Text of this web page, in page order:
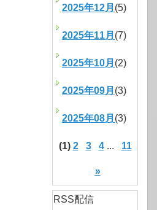
2025年12月 (5)
2025年11月 (7)
2025年10月 (2)
2025年09月 (3)
2025年08月 (3)
(1) 2 3 4... 11
»
RSS配信